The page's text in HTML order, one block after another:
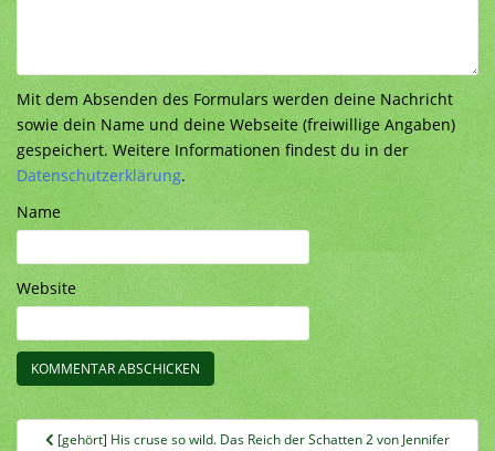
Mit dem Absenden des Formulars werden deine Nachricht
sowie dein Name und deine Webseite (freiwillige Angaben)
gespeichert. Weitere Informationen findest du in der
Datenschutzerklärung.
Name
Website
Beitragsnavigation
[gehört] His cruse so wild. Das Reich der Schatten 2 von Jennifer